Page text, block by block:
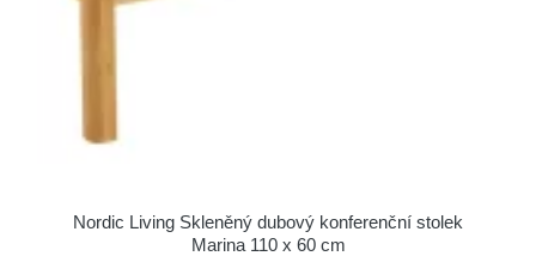
Nordic Living Skleněný dubový konferenční stolek
Marina 110 x 60 cm